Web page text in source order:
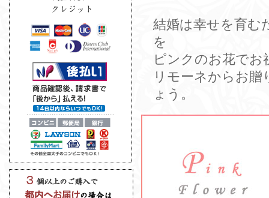
結婚は幸せを育む
を
ピンクのお花で
リモーネからお
ょう。